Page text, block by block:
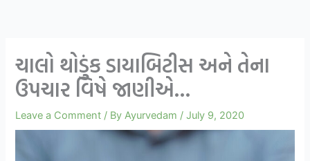
ચાલો થોડુંક ડાયાબિટીસ અને તેના
ઉપચાર વિષે જાણીએ…
Leave a Comment / By Ayurvedam /July 9, 2020